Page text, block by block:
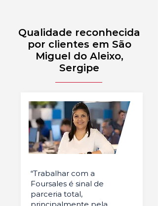
Qualidade reconhecida
por clientes em São
Miguel do Aleixo,
Sergipe
“Trabalhar com a
Foursales é sinal de
parceria total,